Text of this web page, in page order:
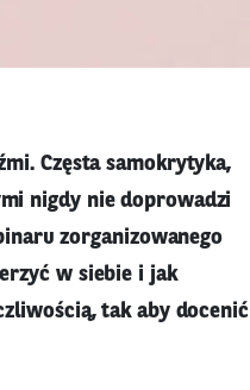
Częsta samokrytyka,
nigdy nie doprowadzi
zorganizowanego
w siebie i jak
tak aby docenić